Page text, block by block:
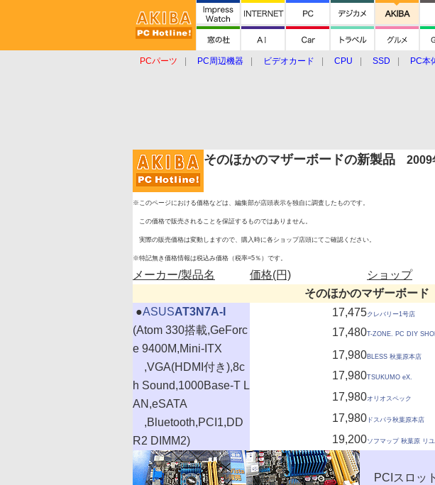
PCパーツ PC周辺機器 ビデオカード CPU SSD PC本
そのほかのマザーボードの新製品 2009
※このページにおける価格などは、編集部が店頭表示を独自に調査したものです。
この価格で販売されることを保証するものではありません。
実際の販売価格は変動しますので、購入時に各ショップ店頭にてご確認ください。
※特記無き価格情報は税込み価格（税率=5％）です。
メーカー/製品名 価格(円) ショップ
そのほかのマザーボード
●ASUSAT3N7A-I
(Atom 330搭載,GeForc
e 9400M,Mini-ITX
,VGA(HDMI付き),8c
h Sound,1000Base-T L
AN,eSATA
,Bluetooth,PCI1,DD
R2 DIMM2)
17,475クレバリー1号店
17,480T-ZONE. PC DIY
17,980BLESS 秋葉原本店
17,980TSUKUMO eX.
17,980オリオスペック
17,980 ドスパラ秋葉原本店
19,200ソフマップ 秋葉原 リ
PCIスロッ